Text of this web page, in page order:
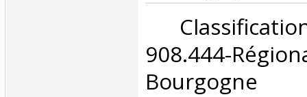
908.444-
Bourgogne‎